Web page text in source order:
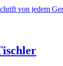
von jedem